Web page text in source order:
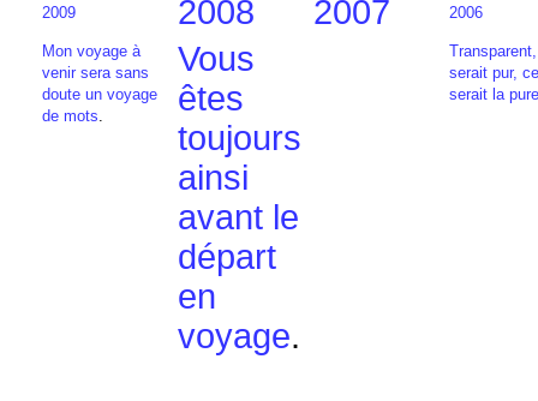
2009 2008 2007 2006
Mon voyage à
venir sera sans
doute un voyage
de mots.
Vous
êtes
toujours
ainsi
avant le
départ
en
voyage.
serait pur, ce
serait la